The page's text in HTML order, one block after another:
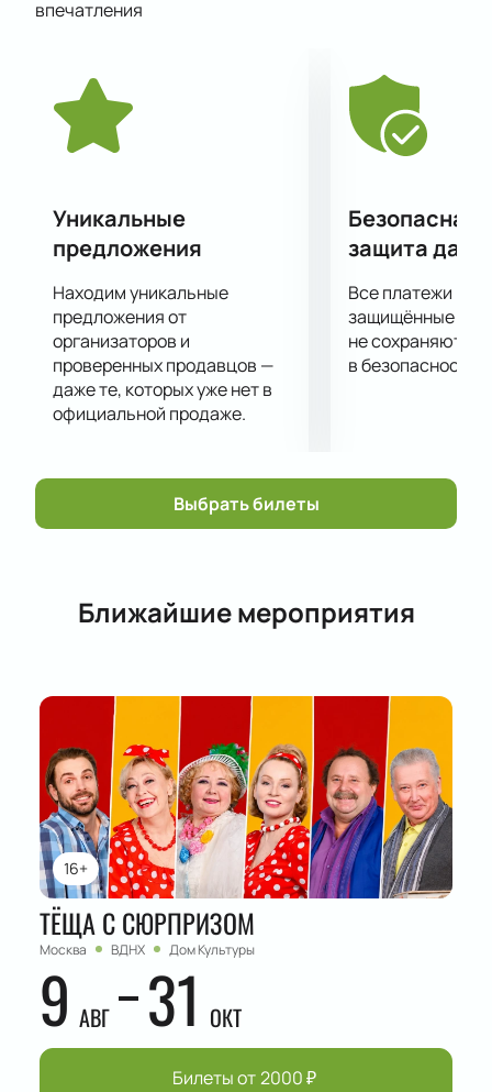
известных кинофильмов, ставшие мировыми
Оркестр часто принимает участие в музыкальных
фестивалях разных уровней и является лауреатом
многочисленных премий, а также участвует в
концертах филармонии.
впечатления
Уникальные
предложения
Находим уникальные
предложения от
организаторов и
проверенных продавцов —
даже те, которых уже нет в
официальной продаже.
Безопасная
защита
Все платежи
защищённые
не сохраняются
в безопасности.
Выбрать билеты
Ближайшие мероприятия
16+
ТЁЩА С СЮРПРИЗОМ
Москва ВДНХ Дом Культуры
9 АВГ 31 ОКТ
Билеты от 2000₽